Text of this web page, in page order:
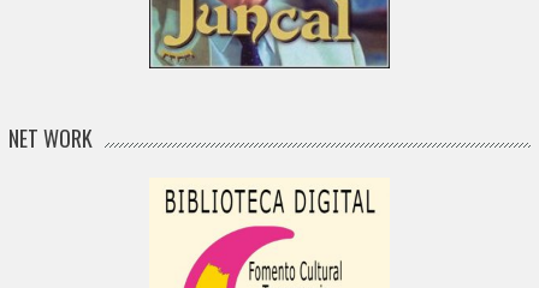
NET WORK